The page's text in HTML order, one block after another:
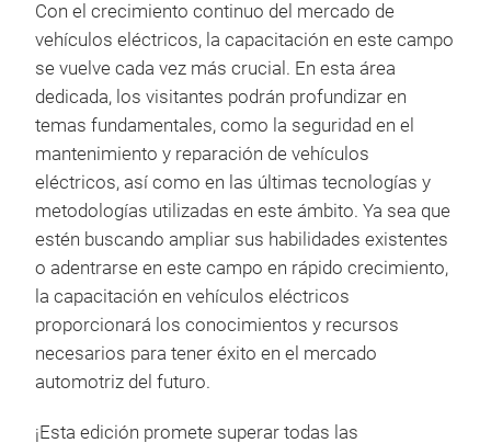
Con el crecimiento continuo del mercado de
vehículos eléctricos, la capacitación en este campo
se vuelve cada vez más crucial. En esta área
dedicada, los visitantes podrán profundizar en
temas fundamentales, como la seguridad en el
mantenimiento y reparación de vehículos
eléctricos, así como en las últimas tecnologías y
metodologías utilizadas en este ámbito. Ya sea que
estén buscando ampliar sus habilidades existentes
o adentrarse en este campo en rápido crecimiento,
la capacitación en vehículos eléctricos
proporcionará los conocimientos y recursos
necesarios para tener éxito en el mercado
automotriz del futuro.
¡Esta edición promete superar todas las